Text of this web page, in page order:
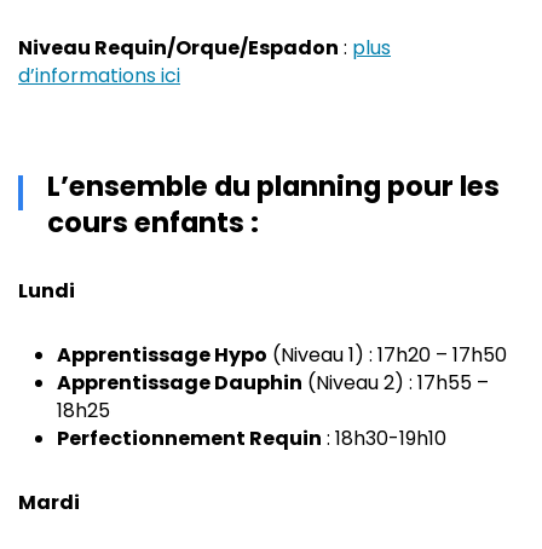
Niveau Requin/Orque/Espadon : plus
d’informations ici
L’ensemble du planning pour les
cours enfants :
Lundi
Apprentissage Hypo (Niveau 1) : 17h20 – 17h50
Apprentissage Dauphin (Niveau 2) : 17h55 –
18h25
Perfectionnement Requin : 18h30-19h10
Mardi